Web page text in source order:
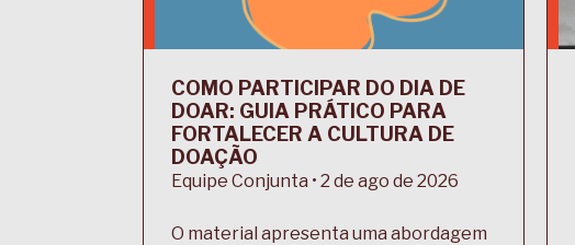
COMO PARTICIPAR DO DIA DE
DOAR: GUIA PRÁTICO PARA
FORTALECER A CULTURA DE
DOAÇÃO
Equipe Conjunta • 2 de ago de 2026
O material apresenta uma abordagem